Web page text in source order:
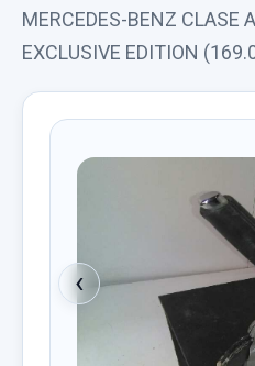
MERCEDES-BENZ CLASE
EXCLUSIVE EDITION
‹